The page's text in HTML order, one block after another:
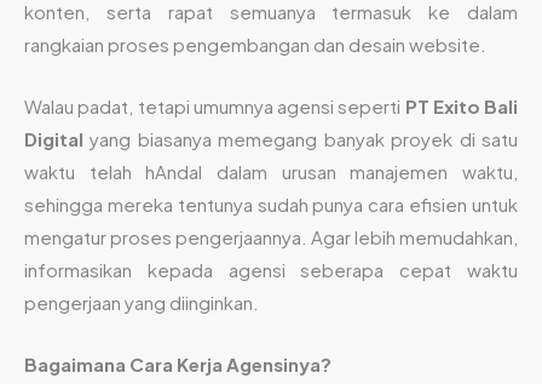
konten, serta rapat semuanya termasuk ke dalam
rangkaian proses pengembangan dan desain website.
Walau padat, tetapi umumnya agensi seperti PT Exito Bali
Digitalyang biasanya memegang banyak proyek di satu
waktu telah hAndal dalam urusan manajemen waktu,
sehingga mereka tentunya sudah punya cara efisien untuk
mengatur proses pengerjaannya. Agar lebih memudahkan,
informasikan kepada agensi seberapa cepat waktu
pengerjaan yang diinginkan.
Bagaimana Cara Kerja Agensinya?